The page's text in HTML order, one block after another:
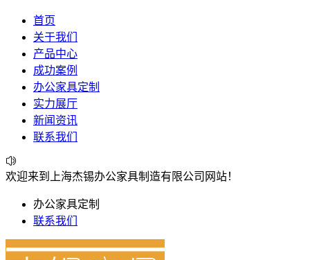
首页
关于我们
产品中心
成功案例
办公家具定制
实力展厅
新闻资讯
联系我们
欢迎来到上海杰锡办公家具制造有限公司网站！
办公家具定制
联系我们